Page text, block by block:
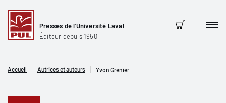
Presses de l'Université Laval
Éditeur depuis 1950
Panier
Accueil Autrices et auteurs Yvon Grenier